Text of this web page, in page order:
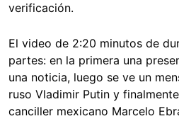
verificación.
El video de 2:20 minutos de
partes: en la primera una
una noticia, luego se ve un
ruso Vladimir Putin y
canciller mexicano Marcelo